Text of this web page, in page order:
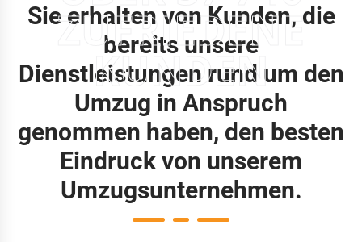
ZUFRIEDENE
KUNDEN
Sie erhalten von Kunden, die
bereits unsere
Dienstleistungen rund um den
Umzug in Anspruch
genommen haben, den besten
Eindruck von unserem
Umzugsunternehmen.